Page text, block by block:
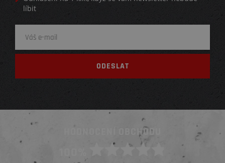
líbit
HODNOCENÍ OBCHODU